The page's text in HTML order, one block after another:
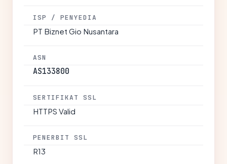
ISP / PENYEDIA
PT Biznet Gio Nusantara
ASN
AS133800
SERTIFIKAT SSL
HTTPS Valid
PENERBIT SSL
R13